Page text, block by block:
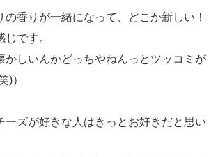
の香りが一緒になって、どこか新しい！
です。
かしいんかどっちやねんっとツッコミが
)）
ーズが好きな人はきっとお好きだと思い